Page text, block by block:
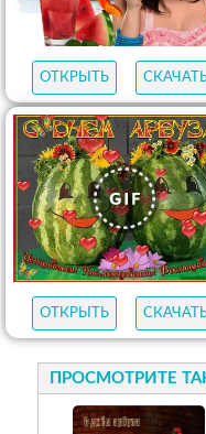
ОТКРЫТЬ
ОТКРЫТЬ
ПРОСМОТРИТЕ